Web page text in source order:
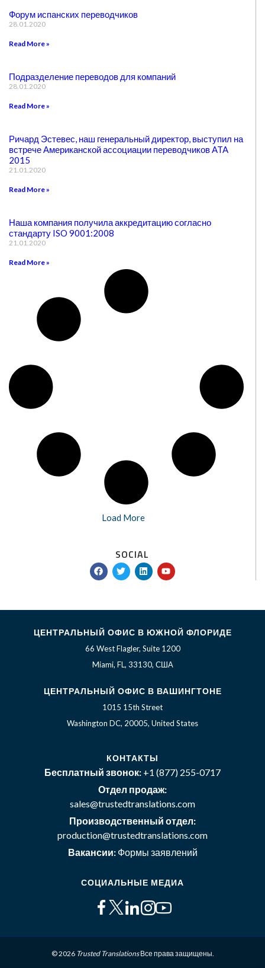
Форум испанских переводчиков
28.01.2020
Read More »
Подразделение переводов для компаний
28.01.2020
Read More »
Ричард Эстевес, наш генеральный директор, выступил на
встрече Американской ассоциации переводчиков ATA
2015
21.01.2020
Read More »
Наша компания получила аккредитацию согласно
стандарту ISO 9001:2008
21.01.2020
Read More »
Load More
SOCIAL
F
a
c
o
k
T
w
i
e
L
i
n
d
n
Y
o
u
b
ЦЕНТРАЛЬНЫЙ ОФИС В ЮЖНОЙ ФЛОРИДЕ
66 West Flagler, Suite 1200
Miami, FL, 33130, США
ЦЕНТРАЛЬНЫЙ ОФИС В ВАШИНГТОНЕ
1015 15th Street
Washington DC, 20005, United States
КОНТАКТЫ
Бесплатный звонок: +1 (877) 255-0717
Отдел продаж:
sales@trustedtranslations.com
Производственный отдел:
production@trustedtranslations.com
Вакансии: Формы заявлений
СОЦИАЛЬНЫЕ МЕДИА
© 2026 Trusted TranslationsВсе права защищены.